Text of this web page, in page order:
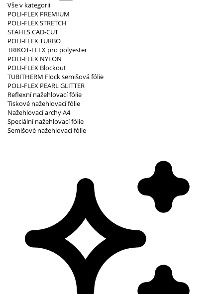
Vše v kategorii
POLI-FLEX PREMIUM
POLI-FLEX STRETCH
STAHLS CAD-CUT
POLI-FLEX TURBO
TRIKOT-FLEX pro polyester
POLI-FLEX NYLON
POLI-FLEX Blockout
TUBITHERM Flock semišová fólie
POLI-FLEX PEARL GLITTER
Reflexní nažehlovací fólie
Tiskové nažehlovací fólie
Nažehlovací archy A4
Speciální nažehlovací fólie
Semišové nažehlovací fólie